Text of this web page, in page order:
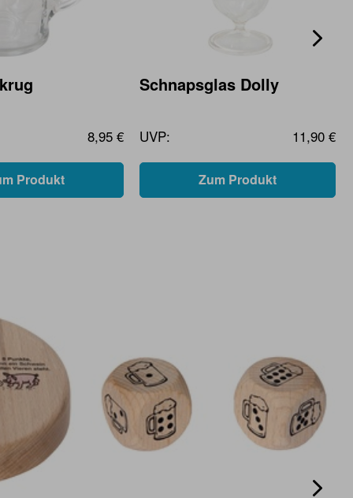
8,95 €
Produkt
Schnapsglas Dolly
UVP: 11,90 €
Zum Produkt